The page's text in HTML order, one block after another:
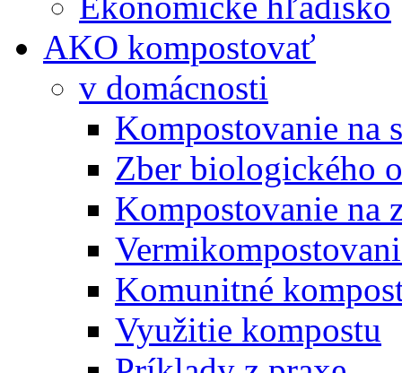
AKO kompostovať
v domácnosti
Kompostovanie na
Zber biologického
Kompostovanie na
Komunitné
Využitie kompostu